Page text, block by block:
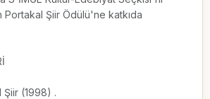
Portakal Şiir Ödülü'ne katkıda
Şiir (1998) .